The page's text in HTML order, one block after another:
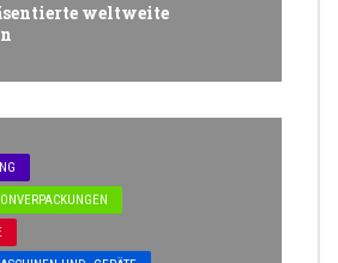
weltweite